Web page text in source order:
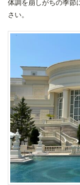
体調を崩しがちの季節
さい。